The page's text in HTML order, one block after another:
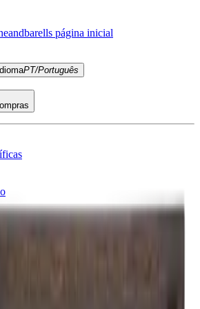
página inicial
PT/Português